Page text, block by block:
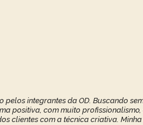
pelos integrantes da OD. Buscando
positiva, com muito
clientes com a técnica criativa.